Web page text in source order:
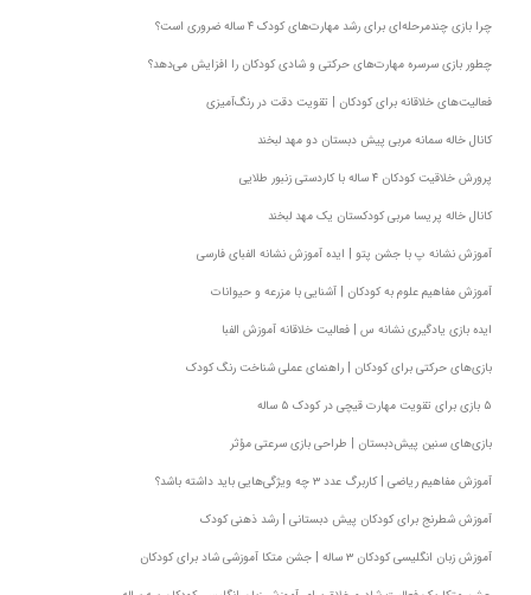
چرا بازی چندمرحله‌ای برای رشد مهارت‌های کودک ۴ ساله ضروری است؟
چطور بازی سرسره مهارت‌های حرکتی و شادی کودکان را افزایش می‌دهد؟
فعالیت‌های خلاقانه برای کودکان | تقویت دقت در رنگ‌آمیزی
کانال خاله سمانه مربی پیش دبستان دو مهد لبخند
پرورش خلاقیت کودکان ۴ ساله با کاردستی زنبور طلایی
کانال خاله پریسا مربی کودکستان یک مهد لبخند
آموزش نشانه پ با جشن پتو | ایده آموزش نشانه الفبای فارسی
آموزش مفاهیم علوم به کودکان | آشنایی با مزرعه و حیوانات
ایده بازی یادگیری نشانه س | فعالیت خلاقانه آموزش الفبا
بازی‌های حرکتی برای کودکان | راهنمای عملی شناخت رنگ کودک
۵ بازی برای تقویت مهارت قیچی در کودک ۵ ساله
بازی‌های سنین پیش‌دبستان | طراحی بازی سرعتی مؤثر
آموزش مفاهیم ریاضی | کاربرگ عدد ۳ چه ویژگی‌هایی باید داشته باشد؟
آموزش شطرنج برای کودکان پیش دبستانی | رشد ذهنی کودک
آموزش زبان انگلیسی کودکان ۳ ساله | جشن متکا‌ آموزشی شاد برای کودکان